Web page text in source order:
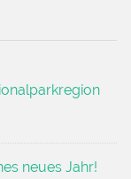
neues Jahr!